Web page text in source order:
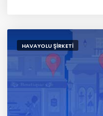
HAVAYOLU ŞIRKETI